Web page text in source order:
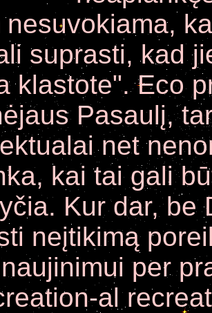
nesuvokiama,
suprasti, kad
klastote". Eco
Pasaulį,
net
kai tai gali
Kur dar, be
neįtikimą
per
al